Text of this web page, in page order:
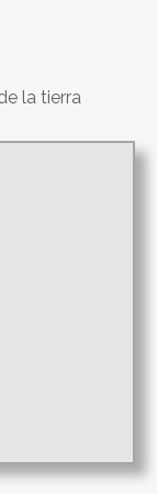
la tierra